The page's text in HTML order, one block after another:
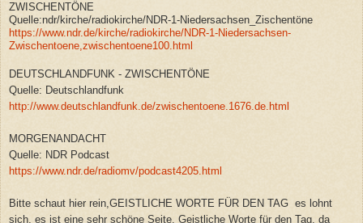
ZWISCHENTÖNE
Quelle:ndr/kirche/radiokirche/NDR-1-Niedersachsen_Zischentöne
https://www.ndr.de/kirche/radiokirche/NDR-1-Niedersachsen-
Zwischentoene,zwischentoene100.html
DEUTSCHLANDFUNK - ZWISCHENTÖNE
Quelle: Deutschlandfunk
http://www.deutschlandfunk.de/zwischentoene.1676.de.html
MORGENANDACHT
Quelle: NDR Podcast
https://www.ndr.de/radiomv/podcast4205.html
Bitte schaut hier rein,GEISTLICHE WORTE FÜR DEN TAG es lohnt
sich, es ist eine sehr schöne Seite, Geistliche Worte für den Tag, da